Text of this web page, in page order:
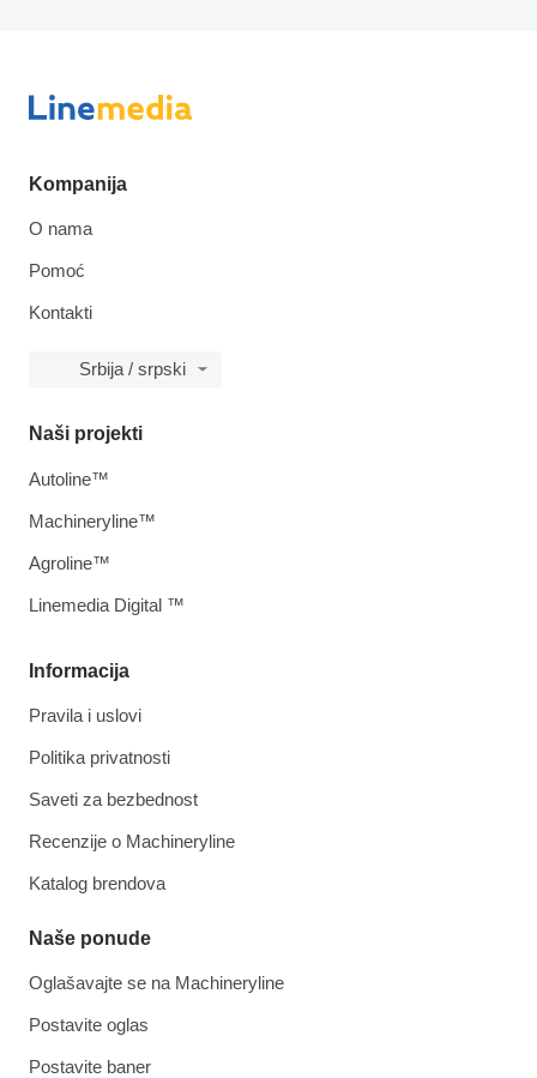
Kompanija
O nama
Pomoć
Kontakti
Srbija / srpski
Informacija
Pravila i uslovi
Politika privatnosti
Saveti za bezbednost
Recenzije o Machineryline
Katalog brendova
Naše ponude
Oglašavajte se na Machineryline
Postavite oglas
Postavite baner
Naši projekti
Autoline™
Machineryline™
Agroline™
Linemedia Digital ™